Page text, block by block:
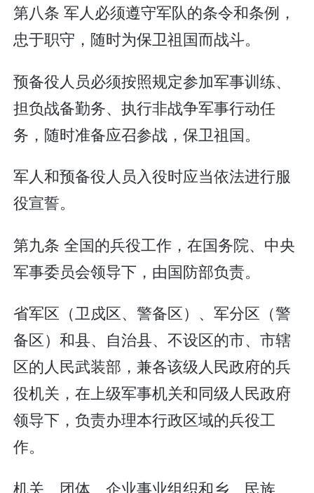
第八条 军人必须遵守军队的条令和条例，
忠于职守，随时为保卫祖国而战斗。
预备役人员必须按照规定参加军事训练、
担负战备勤务、执行非战争军事行动任
务，随时准备应召参战，保卫祖国。
军人和预备役人员入役时应当依法进行服
役宣誓。
第九条 全国的兵役工作，在国务院、中央
军事委员会领导下，由国防部负责。
省军区（卫戍区、警备区）、军分区（警
备区）和县、自治县、不设区的市、市辖
区的人民武装部，兼各该级人民政府的兵
役机关，在上级军事机关和同级人民政府
领导下，负责办理本行政区域的兵役工
作。
机关、团体、企业事业组织和乡、民族